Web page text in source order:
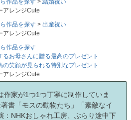
アレンジCute
作品を探す
出産祝い
アレンジCute
作品を探す
るお母さんに贈る最高のプレゼント
笑顔が見られる特別なプレゼント
アレンジCute
作家が1つ1つ丁寧に制作していま
書「モスの動物たち」「素敵なイ
：NHKおしゃれ工房、ぶらり途中下